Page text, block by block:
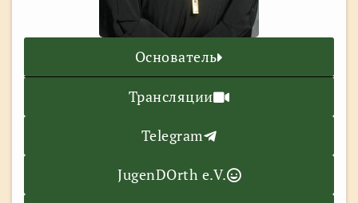
Основатель
Трансляции
Telegram
JugenDOrth e.V.